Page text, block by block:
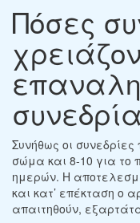
Πόσες
Συνήθως οι συνεδρίες
σώμα και 8-10 για το
ημερών. Η
και κατ’ επέκταση ο
απαιτηθούν,